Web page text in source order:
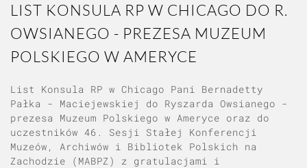
LIST KONSULA RP W CHICAGO DO R.
OWSIANEGO - PREZESA MUZEUM
POLSKIEGO W AMERYCE
List Konsula RP w Chicago Pani Bernadetty
Pałka - Maciejewskiej do Ryszarda Owsianego -
prezesa Muzeum Polskiego w Ameryce oraz do
uczestników 46. Sesji Stałej Konferencji
Muzeów, Archiwów i Bibliotek Polskich na
Zachodzie (MABPZ) z gratulacjami i